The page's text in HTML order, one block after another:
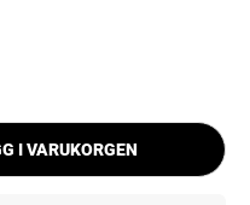
I VARUKORGEN